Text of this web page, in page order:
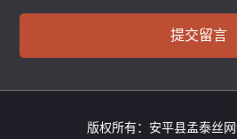
提交留言
版权所有：安平县孟泰丝